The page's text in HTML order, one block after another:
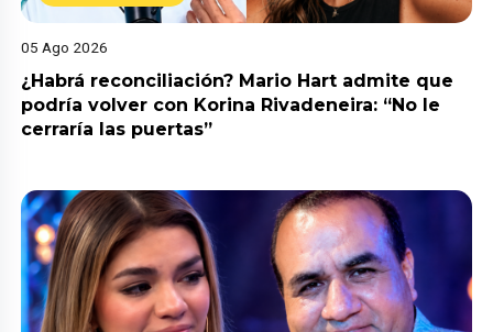
05 Ago 2026
¿Habrá reconciliación? Mario Hart admite que
podría volver con Korina Rivadeneira: “No le
cerraría las puertas”